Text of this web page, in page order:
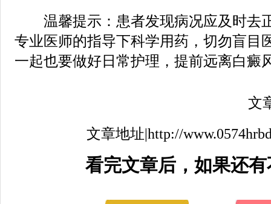
温馨提示：患者发现病况应及时去
专业医师的指导下科学用药，切勿盲目
一起也要做好日常护理，提前远离白癜
文章
文章地址|http://
看完文章后，如果还